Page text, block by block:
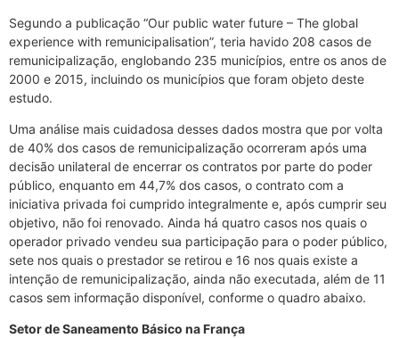
Segundo a publicação “Our public water future – The global
experience with remunicipalisation”, teria havido 208 casos de
remunicipalização, englobando 235 municípios, entre os anos de
2000 e 2015, incluindo os municípios que foram objeto deste
estudo.
Uma análise mais cuidadosa desses dados mostra que por volta
de 40% dos casos de remunicipalização ocorreram após uma
decisão unilateral de encerrar os contratos por parte do poder
público, enquanto em 44,7% dos casos, o contrato com a
iniciativa privada foi cumprido integralmente e, após cumprir seu
objetivo, não foi renovado. Ainda há quatro casos nos quais o
operador privado vendeu sua participação para o poder público,
sete nos quais o prestador se retirou e 16 nos quais existe a
intenção de remunicipalização, ainda não executada, além de 11
casos sem informação disponível, conforme o quadro abaixo.
Setor de Saneamento Básico na França